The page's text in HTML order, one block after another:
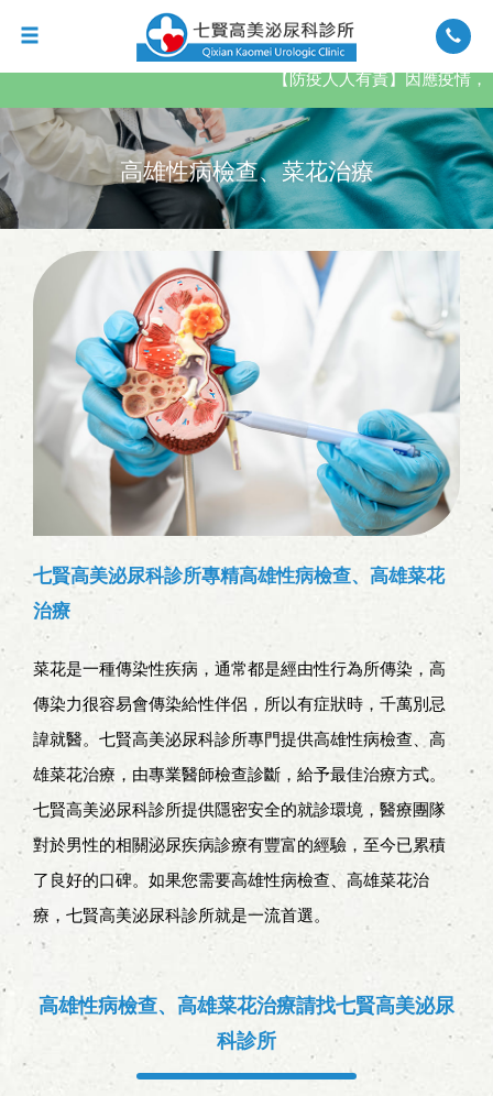
【防疫人人有責】因應疫情，
高雄性病檢查、菜花治療
七賢高美泌尿科診所專精高雄性病檢查、高雄菜花
治療
菜花是一種傳染性疾病，通常都是經由性行為所傳染，高
傳染力很容易會傳染給性伴侶，所以有症狀時，千萬別忌
諱就醫。七賢高美泌尿科診所專門提供高雄性病檢查、高
雄菜花治療，由專業醫師檢查診斷，給予最佳治療方式。
七賢高美泌尿科診所提供隱密安全的就診環境，醫療團隊
對於男性的相關泌尿疾病診療有豐富的經驗，至今已累積
了良好的口碑。如果您需要高雄性病檢查、高雄菜花治
療，七賢高美泌尿科診所就是一流首選。
高雄性病檢查、高雄菜花治療請找七賢高美泌尿
科診所